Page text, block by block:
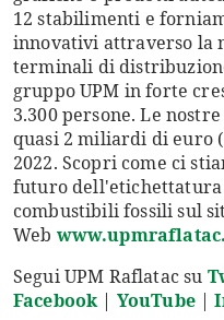
12 stabilimenti e
innovativi attraverso la
terminali di
gruppo UPM in forte
3.300 persone. Le
quasi 2 miliardi di euro
2022. Scopri come ci
futuro
combustibili fossili sul
Web
Segui UPM Raflatac su
Facebook| YouTube|